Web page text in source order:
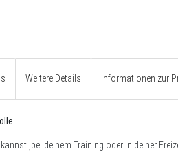
Weitere Details Informationen zur
,bei deinem Training oder in deiner